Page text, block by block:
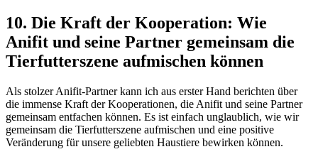
10. ⁢Die Kraft der Kooperation: Wie
Anifit⁣ und⁣ seine Partner ⁤gemeinsam die
Tierfutterszene aufmischen können
Als ⁤stolzer Anifit-Partner kann ich aus erster‍ Hand berichten über
die immense⁢ Kraft der Kooperationen, die Anifit ⁤und seine Partner ​
gemeinsam entfachen‍ können.‌ Es ist einfach unglaublich, wie wir
gemeinsam die Tierfutterszene aufmischen‍ und eine positive
Veränderung für unsere geliebten Haustiere bewirken können.